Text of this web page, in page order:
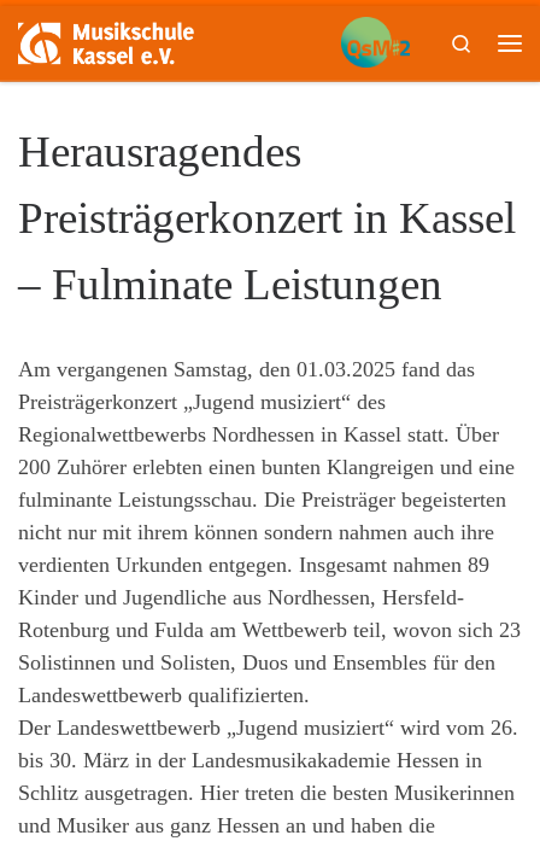
Skip to content
Search
Herausragendes
Preisträgerkonzert in Kassel
– Fulminate Leistungen
Am vergangenen Samstag, den 01.03.2025 fand das
Preisträgerkonzert „Jugend musiziert“ des
Regionalwettbewerbs Nordhessen in Kassel statt. Über
200 Zuhörer erlebten einen bunten Klangreigen und eine
fulminante Leistungsschau. Die Preisträger begeisterten
nicht nur mit ihrem können sondern nahmen auch ihre
verdienten Urkunden entgegen. Insgesamt nahmen 89
Kinder und Jugendliche aus Nordhessen, Hersfeld-
Rotenburg und Fulda am Wettbewerb teil, wovon sich 23
Solistinnen und Solisten, Duos und Ensembles für den
Landeswettbewerb qualifizierten.
Der Landeswettbewerb „Jugend musiziert“ wird vom 26.
bis 30. März in der Landesmusikakademie Hessen in
Schlitz ausgetragen. Hier treten die besten Musikerinnen
und Musiker aus ganz Hessen an und haben die